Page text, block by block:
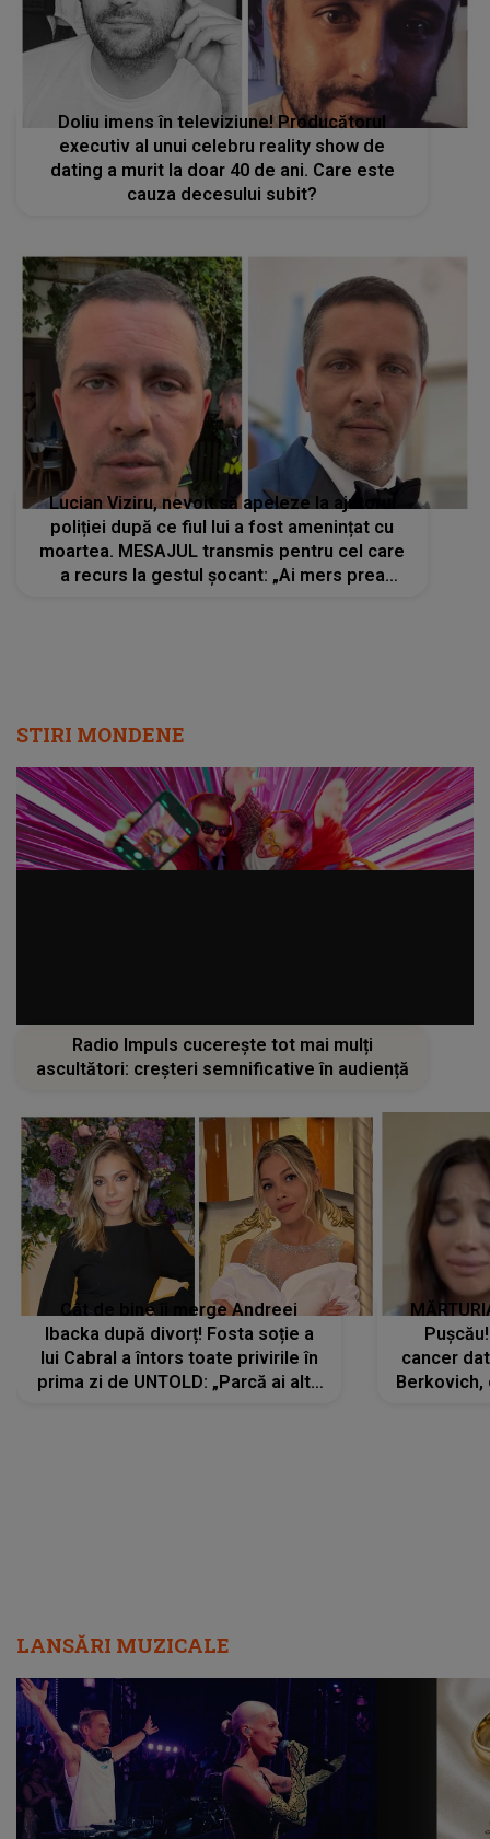
Doliu imens în televiziune! Producătorul
executiv al unui celebru reality show de
dating a murit la doar 40 de ani. Care este
cauza decesului subit?
Lucian Viziru, nevoit să apeleze la ajutorul
poliției după ce fiul lui a fost amenințat cu
moartea. MESAJUL transmis pentru cel care
a recurs la gestul șocant: „Ai mers prea
STIRI MONDENE
Radio Impuls cucerește tot mai mulți
ascultători: creșteri semnificative în audiență
Cât de bine îi merge Andreei
Ibacka după divorț! Fosta soție a
lui Cabral a întors toate privirile în
prima zi de UNTOLD: „Parcă ai altă
cancer
Berkovich,
LANSĂRI MUZICALE